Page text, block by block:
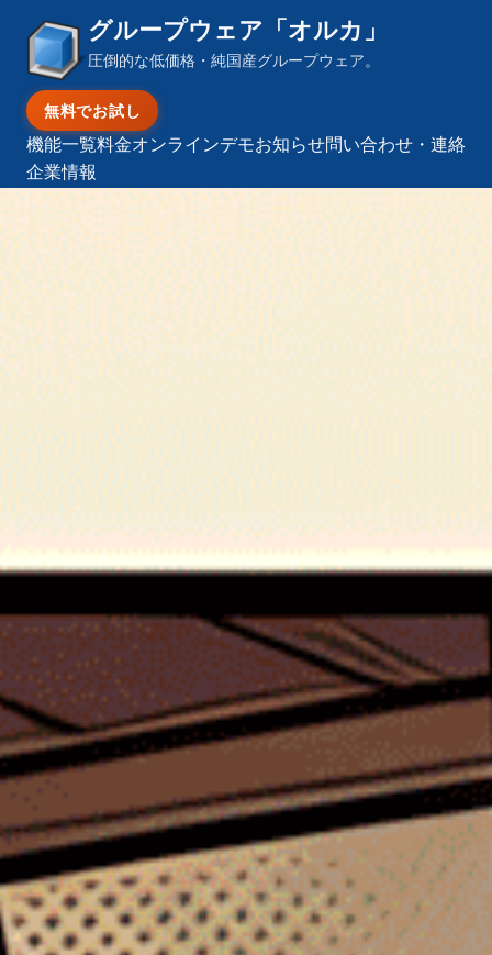
グループウェア「オルカ」
圧倒的な低価格・純国産グループウェア。
無料でお試し
機能一覧料金オンラインデモお知らせ問い合わせ・連絡
企業情報